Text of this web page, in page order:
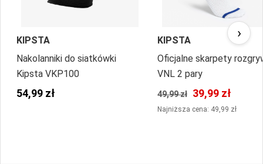
KIPSTA
Nakolanniki do siatkówki
Kipsta VKP100
54,99 zł
KIPSTA
Oficjalne skarpety
VNL 2 pary
49,99 zł 39,99 zł
Najniższa cena: 49,99 zł
›